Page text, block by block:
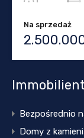
Na sprzedaż
Bezpośrednio
Domy z